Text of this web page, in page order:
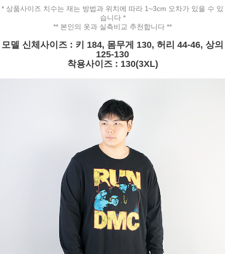
페이코 ID로 페
PAYCO 바로구매
* 상품사이즈 치수는 재는 방법과 위치에 따라 1~3cm 오차가 있을 수 있
습니다 *
** 본인의 옷과 실측비교 추천합니다 **
모델 신체사이즈 : 키 184, 몸무게 130, 허리 44-46, 상의
125-130
착용사이즈 : 130(3XL)